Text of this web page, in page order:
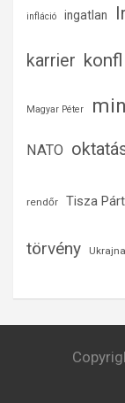
infláció ingatlan
karrier
Magyar Péter
NATO
rendőr Tisza Párt
törvény Ukrajna